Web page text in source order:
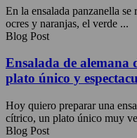
En la ensalada panzanella se
ocres y naranjas, el verde ...
Blog Post
Ensalada de alemana
plato único y
Hoy quiero preparar una
cítrico, un plato único muy
Blog Post